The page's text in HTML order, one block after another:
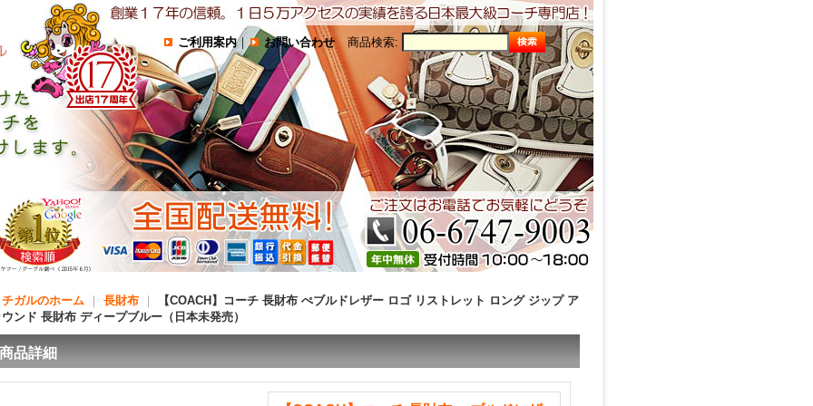
ご利用案内｜ お問い合わせ 商品検索:
ガルのホーム 長財布
【COACH】コーチ 長財布 ぺブルドレザー ロゴ リストレット ロング ジップ ア
ンド 長財布 ディープブルー（日本未発売）
商品詳細